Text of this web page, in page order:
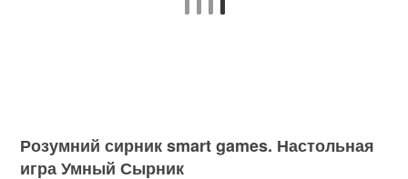
Розумний сирник smart games. Настольная
игра Умный Сырник